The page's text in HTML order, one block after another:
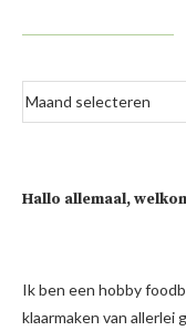
Hallo allemaal,
Ik ben een hobby
klaarmaken van allerlei